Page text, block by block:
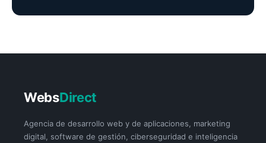
WebsDirect
Agencia de desarrollo web y de aplicaciones, marketing
digital, software de gestión, ciberseguridad e inteligencia